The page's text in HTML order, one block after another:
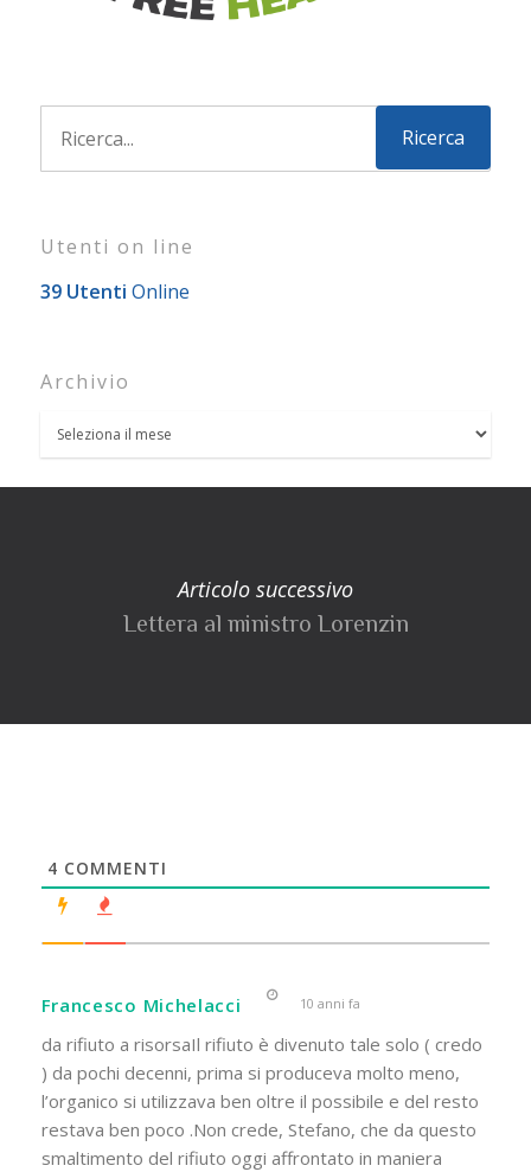
Utenti on line
39 Utenti Online
Archivio
Articolo successivo
Lettera al ministro Lorenzin
4 COMMENTI
Francesco Michelacci 10 anni fa
da rifiuto a risorsaIl rifiuto è divenuto tale solo ( credo
) da pochi decenni, prima si produceva molto meno,
l’organico si utilizzava ben oltre il possibile e del resto
restava ben poco .Non crede, Stefano, che da questo
smaltimento del rifiuto oggi affrontato in maniera